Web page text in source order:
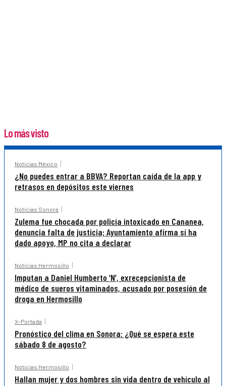
Lo más visto
Noticias México
¿No puedes entrar a BBVA? Reportan caída de la app y
retrasos en depósitos este viernes
Noticias Sonora
Zulema fue chocada por policía intoxicado en Cananea,
denuncia falta de justicia; Ayuntamiento afirma sí ha
dado apoyo, MP no cita a declarar
Noticias Hermosillo
Imputan a Daniel Humberto ‘N’, exrecepcionista de
médico de sueros vitaminados, acusado por posesión de
droga en Hermosillo
X-Portada
Pronóstico del clima en Sonora: ¿Qué se espera este
sábado 8 de agosto?
Noticias Hermosillo
Hallan mujer y dos hombres sin vida dentro de vehículo al